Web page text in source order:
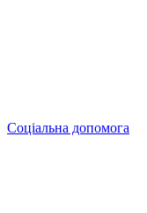
Соціальна допомога